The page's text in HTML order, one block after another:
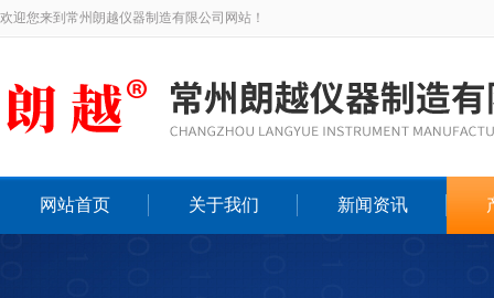
欢迎您来到常州朗越仪器制造有限公司网站！
网站首页 关于我们 新闻资讯